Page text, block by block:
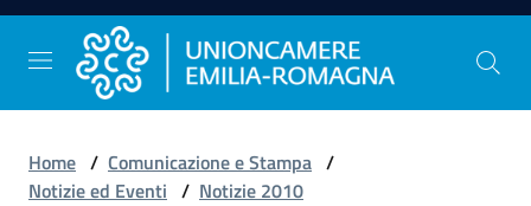
Vai al contenuto
Vai alla navigazione
Vai al footer
Comunicazione
Home / Comunicazione e Stampa /
Notizie ed Eventi / Notizie 2010